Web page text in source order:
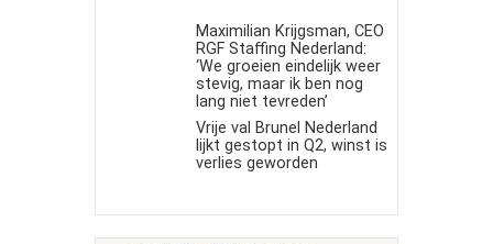
Maximilian Krijgsman, CEO
RGF Staffing Nederland:
‘We groeien eindelijk weer
stevig, maar ik ben nog
lang niet tevreden’
Vrije val Brunel Nederland
lijkt gestopt in Q2, winst is
verlies geworden